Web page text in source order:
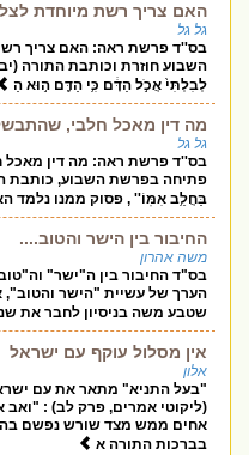
האם צריך רשת מיוחדת
גל גל
בס''ד פרשת ראה: האם צריך
השבוע חוזרת וכותבת התורה
לְבִלְתִּי֙ אֲכֹ֣ל הַדָּ֔ם כִּ֥י הַדָּ֖ם ה֣וּא הַ
מה דין מאכל חלבי,
גל גל
בס''ד פרשת ראה: מה דין מאכל
פתיחה בפרשת השבוע, כותבת
בַּחֲלֵ֥ב אִמּֽוֹ'' , פסוק ממנו נלמד
החיבור בין הישר והטוב....
משה אהרון
בס"ד החיבור בין ה"ישר"
הערך של עשיית "הישר והטוב",
שטבע משה בניסיון לחבר את
אין מסלול עוקף עם ישראל
אלון
"בעל התניא" מתאר את עם
(ליקוטי אמרים, פרק לב) : "ואב
אחים ממש מצד שורש נפשם
בברכות התורה א